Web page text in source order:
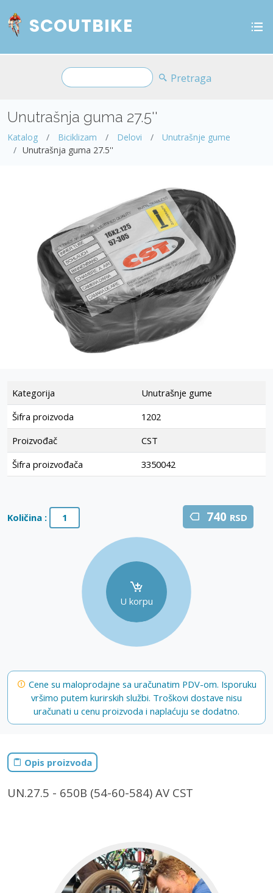
SCOUTBIKE
Pretraga
Unutrašnja guma 27.5''
Katalog Biciklizam Delovi
Unutrašnje gume
Unutrašnja guma 27.5''
Kategorija
Unutrašnje gume
Šifra proizvoda
1202
Proizvođač
CST
Šifra proizvođača
3350042
Količina : 740 RSD
U korpu
Cene su maloprodajne sa uračunatim PDV-om. Isporuku
vršimo putem kurirskih službi. Troškovi dostave nisu
uračunati u cenu proizvoda i naplaćuju se dodatno.
Opis proizvoda
UN.27.5 - 650B (54-60-584) AV CST